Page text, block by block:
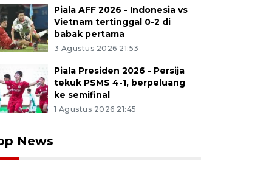
Piala AFF 2026 - Indonesia vs
Vietnam tertinggal 0-2 di
babak pertama
3 Agustus 2026 21:53
Piala Presiden 2026 - Persija
tekuk PSMS 4-1, berpeluang
ke semifinal
1 Agustus 2026 21:45
News